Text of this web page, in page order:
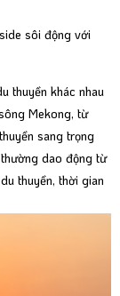
sôi động với
thuyền khác nhau
Mekong, từ
sang trọng
dao động từ
thuyền, thời gian